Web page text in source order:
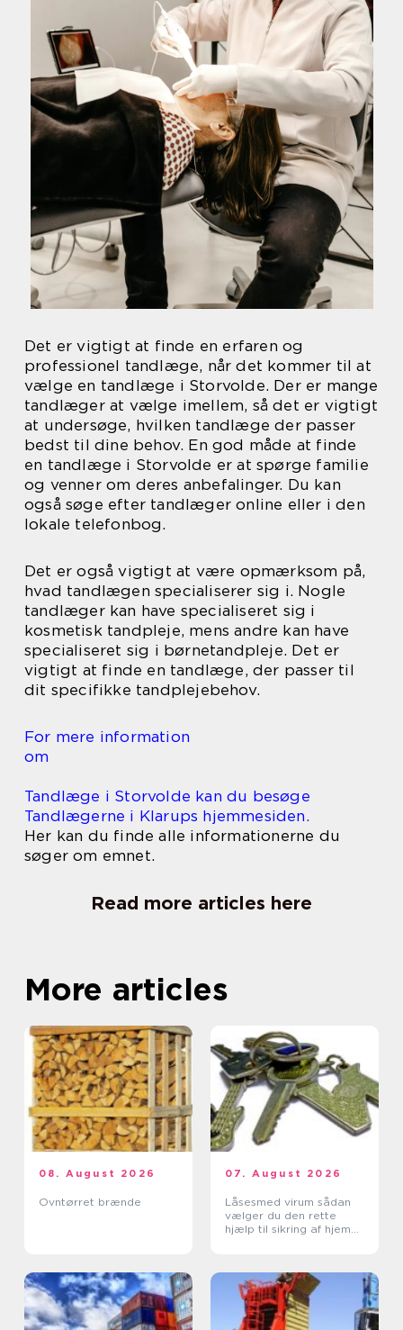
Det er vigtigt at finde en erfaren og
professionel tandlæge, når det kommer til at
vælge en tandlæge i Storvolde. Der er mange
tandlæger at vælge imellem, så det er vigtigt
at undersøge, hvilken tandlæge der passer
bedst til dine behov. En god måde at finde
en tandlæge i Storvolde er at spørge familie
og venner om deres anbefalinger. Du kan
også søge efter tandlæger online eller i den
lokale telefonbog.
Det er også vigtigt at være opmærksom på,
hvad tandlægen specialiserer sig i. Nogle
tandlæger kan have specialiseret sig i
kosmetisk tandpleje, mens andre kan have
specialiseret sig i børnetandpleje. Det er
vigtigt at finde en tandlæge, der passer til
dit specifikke tandplejebehov.
For mere information
om
Tandlæge i Storvolde kan du besøge
Tandlægerne i Klarups hjemmesiden.
Her kan du finde alle informationerne du
søger om emnet.
Read more articles here
More articles
08. August 2026
Ovntørret brænde
07. August 2026
Låsesmed virum sådan
vælger du den rette
hjælp til sikring af hjem